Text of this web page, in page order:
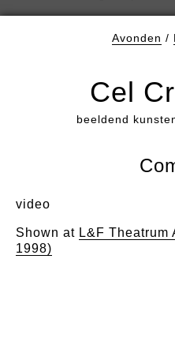
Avonden /
Cel
beeldend
video
Shown at L&F Theatrum
1998)